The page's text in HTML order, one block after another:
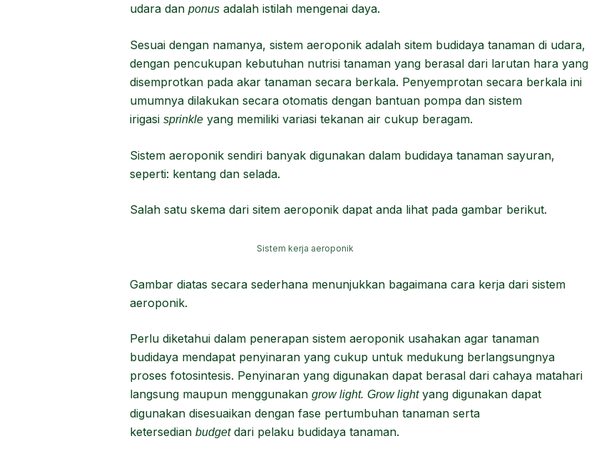
udara dan ponus adalah istilah mengenai daya.
Sesuai dengan namanya, sistem aeroponik adalah sitem budidaya tanaman di udara,
dengan pencukupan kebutuhan nutrisi tanaman yang berasal dari larutan hara yang
disemprotkan pada akar tanaman secara berkala. Penyemprotan secara berkala ini
umumnya dilakukan secara otomatis dengan bantuan pompa dan sistem
irigasi sprinkle yang memiliki variasi tekanan air cukup beragam.
Sistem aeroponik sendiri banyak digunakan dalam budidaya tanaman sayuran,
seperti: kentang dan selada.
Salah satu skema dari sitem aeroponik dapat anda lihat pada gambar berikut.
Sistem kerja aeroponik
Gambar diatas secara sederhana menunjukkan bagaimana cara kerja dari sistem
aeroponik.
Perlu diketahui dalam penerapan sistem aeroponik usahakan agar tanaman
budidaya mendapat penyinaran yang cukup untuk medukung berlangsungnya
proses fotosintesis. Penyinaran yang digunakan dapat berasal dari cahaya matahari
langsung maupun menggunakan grow light. Grow lightyang digunakan dapat
digunakan disesuaikan dengan fase pertumbuhan tanaman serta
ketersedian budgetdari pelaku budidaya tanaman.